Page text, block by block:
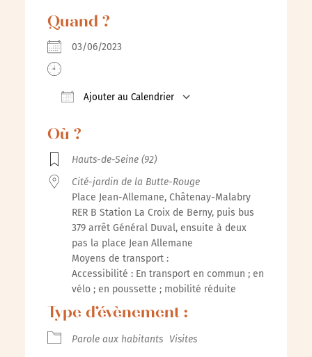
Quand ?
03/06/2023
Ajouter au Calendrier
Où ?
Hauts-de-Seine (92)
Cité-jardin de la Butte-Rouge
Place Jean-Allemane, Châtenay-Malabry
RER B Station La Croix de Berny, puis bus
379 arrêt Général Duval, ensuite à deux
pas la place Jean Allemane
Moyens de transport :
Accessibilité : En transport en commun ; en
vélo ; en poussette ; mobilité réduite
Type d’évènement :
Parole aux habitants Visites